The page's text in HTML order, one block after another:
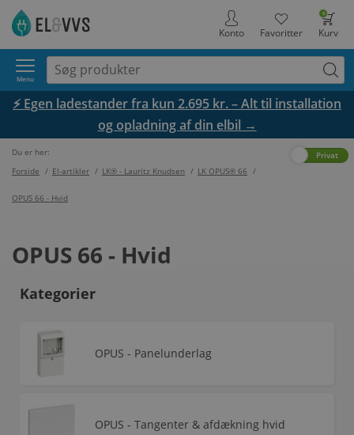
0
Kurv
Favoritter
Konto
Menu
⚡ Egen ladestander fra kun 2.695 kr. – Alt til installation
og opladning af din elbil →
Du er her:
Forside / El-artikler / LK® - Lauritz Knudsen / LK OPUS® 66 /
OPUS 66 - Hvid
Privat
OPUS 66 - Hvid
Kategorier
OPUS - Panelunderlag
OPUS - Tangenter & afdækning hvid